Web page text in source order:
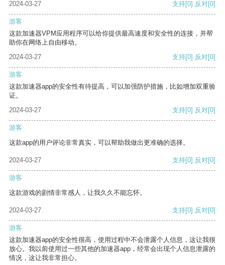
2024-03-27 支持[0] 反对[0]
游客
这款加速器VPM应用程序可以给你提供最高速度和安全性的连接，并帮
助你在网络上自由移动。
2024-03-27
支持[0] 反对[0]
游客
这款加速器app的安全性有待提高，可以加强防护措施，比如增加双重验
证。
2024-03-27
支持[0] 反对[0]
游客
这款app的用户评论非常真实，可以帮助我做出更准确的选择。
2024-03-27 支持[0] 反对[0]
游客
这款游戏的剧情非常感人，让我久久不能忘怀。
2024-03-27 支持[0] 反对[0]
游客
这款加速器app的安全性很高，使用过程中不会泄露个人信息，这让我很
放心。我以前使用过一些其他的加速器app，经常会出现个人信息泄露的
情况，这让我非常担心。